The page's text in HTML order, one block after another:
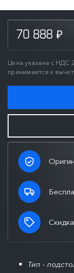
70 888 ₽
Цена указана с НДС
принимается к
Тип -